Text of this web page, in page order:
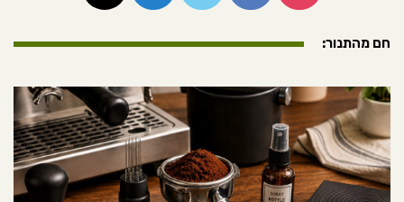
חם מהתנור: